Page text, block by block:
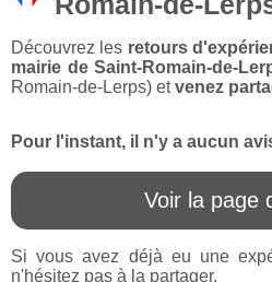
Découvrez les retours
mairie de Saint-Romain-de-
Romain-de-Lerps) etvenez
Pour l'instant, il n'y a aucun
Voir la page
Si vous avez déjà eu une
n'hésitez pas à la partager.